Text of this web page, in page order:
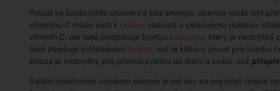
Pokud se často cítíte unavení a bez energie, acerola může být
vitamínu C může vést k únavě, slabosti a celkovému poklesu
vitamín C, ale také podporuje tvorbu kolagenu, který je nezbytný
také zlepšuje vstřebávání železa, což je klíčový prvek pro tvorbu
železa je nezbytný pro přenos kyslíku do tkání a svalů, což
Dalším pozitivním účinkem aceroly je její vliv na boj proti únavě